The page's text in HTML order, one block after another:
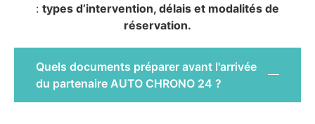
: types d’intervention, délais et modalités de
réservation.
Quels documents préparer avant l'arrivée
du partenaire AUTO CHRONO 24 ?